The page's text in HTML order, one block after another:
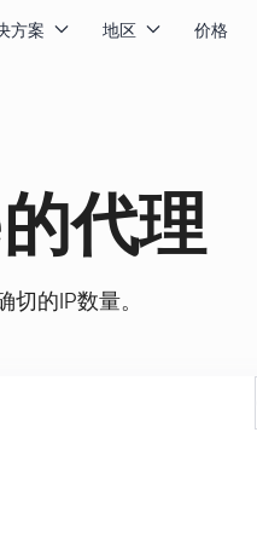
方案 地区 价格
代理
切的IP数量。